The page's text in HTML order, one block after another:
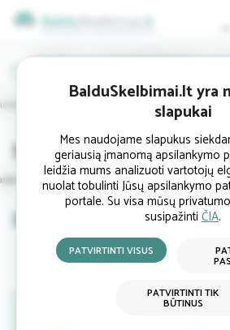
Lauko Interjerui
Nauji suolai,
klaipėdoje
Naudoti
baldai
Skelbimų pagal Jūsų pateiktą
Jeigu turite baldų kuriuos norite
skėčiai Suolai, daiktadėžės
BalduSkelbimai.lt yra
slapukai
Mes naudojame slapukus
geriausią įmanomą apsilankymo
leidžia mums analizuoti vartotojų
nuolat tobulinti Jūsų apsilankymo
portale. Su visa mūsų
susipažinti ČIA.
PATVIRTINTI VISUS
PATVIRTINTI TIK
BŪTINUS